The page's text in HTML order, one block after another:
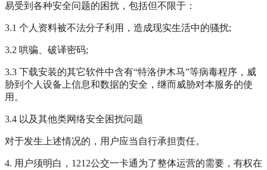
易受到各种安全问题的困扰，包括但不限于：
3.1 个人资料被不法分子利用，造成现实生活中的骚扰;
3.2 哄骗、破译密码;
3.3 下载安装的其它软件中含有“特洛伊木马”等病毒程序，威
胁到个人设备上信息和数据的安全，继而威胁对本服务的使
用。
3.4 以及其他类网络安全困扰问题
对于发生上述情况的，用户应当自行承担责任。
4. 用户须明白，1212公交一卡通为了整体运营的需要，有权在